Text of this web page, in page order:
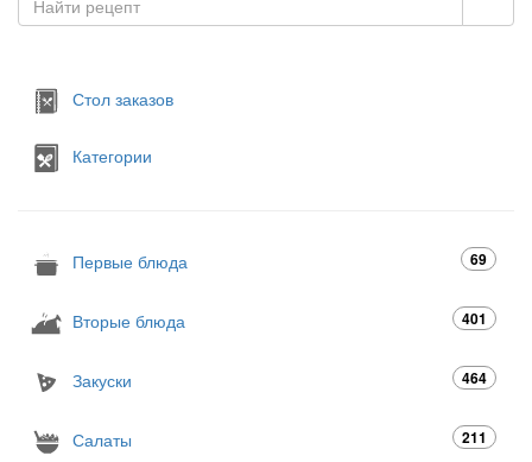
Стол заказов
Категории
Первые блюда 69
Вторые блюда 401
Закуски 464
Салаты 211